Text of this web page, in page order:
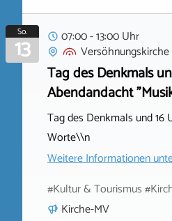
So.
13
07:00 - 13:00 Uhr
Versöhnungskirche
Tag des Denkmals
Abendandacht
Tag des Denkmals und
Worte\\n
Weitere Informationen
#Kultur & Tourismus
Kirche-MV